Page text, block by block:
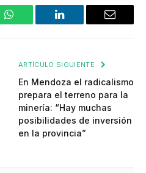
WhatsApp LinkedIn Email
ARTÍCULO SIGUIENTE
En Mendoza el radicalismo
prepara el terreno para la
minería: “Hay muchas
posibilidades de inversión
en la provincia”